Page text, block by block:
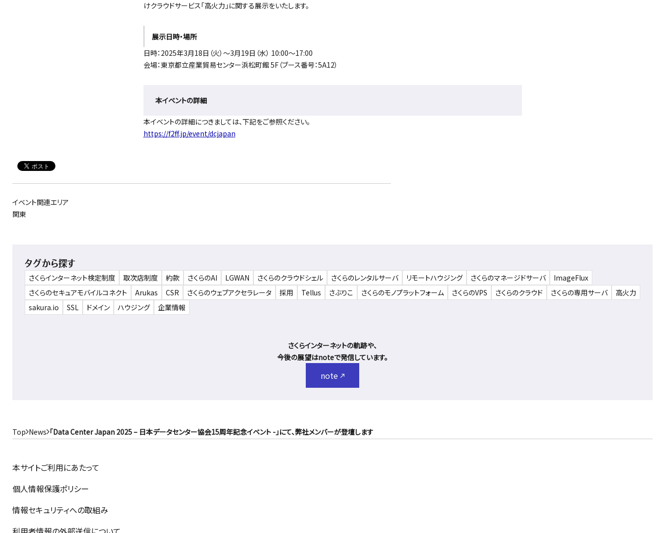
けクラウドサービス「高火力」に関する展示をいたします。
展示日時・場所
日時：2025年3月18日（火）～3月19日（水） 10:00～17:00
会場：東京都立産業貿易センター浜松町館 5F（ブース番号：5A12）
本イベントの詳細
本イベントの詳細につきましては、下記をご参照ください。
https://f2ff.jp/event/dcjapan
イベント関連エリア
関東
タグから探す
さくらインターネット検定制度 取次店制度 約款 さくらのAI LGWAN さくらのクラウドシェル さくらのレンタルサーバ リモートハウジング さくらのマネージドサーバ
ImageFlux
さくらのセキュアモバイルコネクト
Arukas CSR さくらのウェブアクセラレータ 採用 Tellus さぶりこ さくらのモノプラットフォーム さくらのVPS さくらのクラウド さくらの専用サーバ
高火力
sakura.io
SSL ドメイン ハウジング 企業情報
さくらインターネットの軌跡や、
今後の展望はnoteで発信しています。
note
Top News 「Data Center Japan 2025 – 日本データセンター協会15周年記念イベント -」にて、弊社メンバーが登壇します
本サイトご利用にあたって
個人情報保護ポリシー
情報セキュリティへの取組み